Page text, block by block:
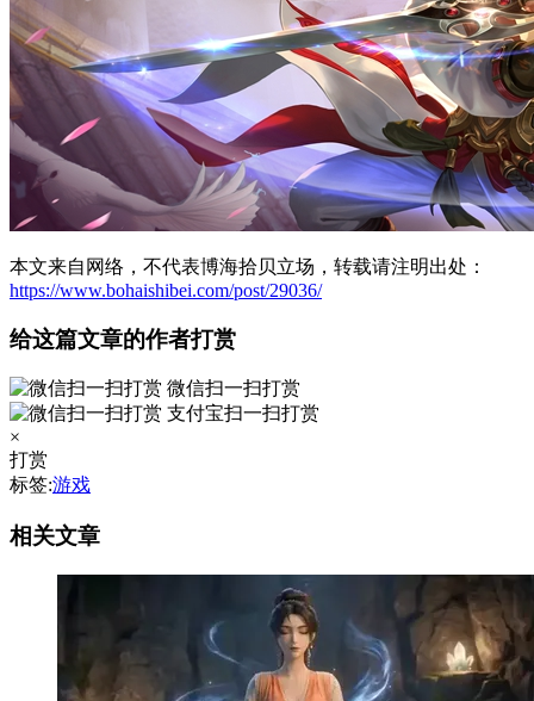
本文来自网络，不代表博海拾贝立场，转载请注明出处：
https://www.bohaishibei.com/post/29036/
给这篇文章的作者打赏
微信扫一扫打赏
支付宝扫一扫打赏
×
打赏
标签:游戏
相关文章